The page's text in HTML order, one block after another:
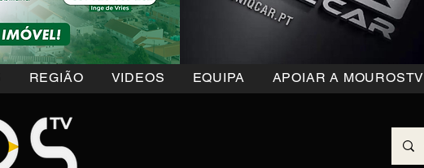
REGIÃO VIDEOS EQUIPA APOIAR A MOUROSTV